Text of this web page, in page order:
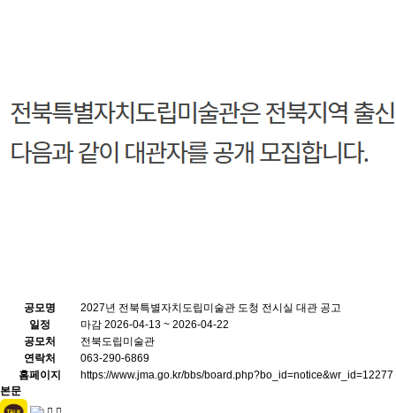
공모명
2027년 전북특별자치도립미술관 도청 전시실 대관 공고
일정
마감 2026-04-13 ~ 2026-04-22
공모처
전북도립미술관
연락처
063-290-6869
홈페이지
https://www.jma.go.kr/bbs/board.php?bo_id=notice&wr_id=12277
본문